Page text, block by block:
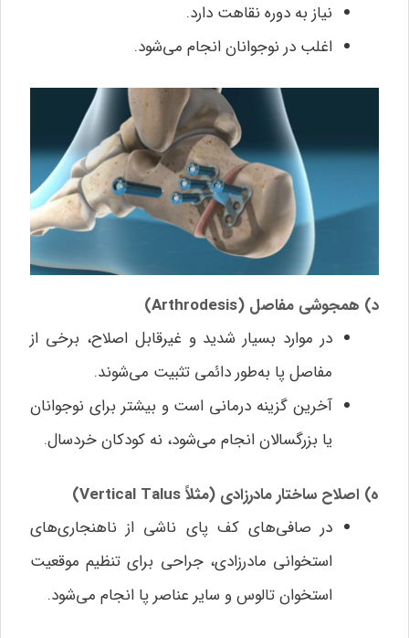
نیاز به دوره نقاهت دارد.
اغلب در نوجوانان انجام می‌شود.
د) همجوشی مفاصل (Arthrodesis)
در موارد بسیار شدید و غیرقابل اصلاح، برخی از
مفاصل پا به‌طور دائمی تثبیت می‌شوند.
آخرین گزینه درمانی است و بیشتر برای نوجوانان
یا بزرگسالان انجام می‌شود، نه کودکان خردسال.
ه) اصلاح ساختار مادرزادی (مثلاً Vertical Talus)
در صافی‌های کف پای ناشی از ناهنجاری‌های
استخوانی مادرزادی، جراحی برای تنظیم موقعیت
استخوان تالوس و سایر عناصر پا انجام می‌شود.